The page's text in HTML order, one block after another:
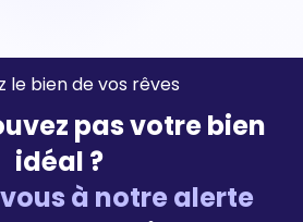
le bien de vos rêves
pas votre bien
idéal ?
à notre alerte